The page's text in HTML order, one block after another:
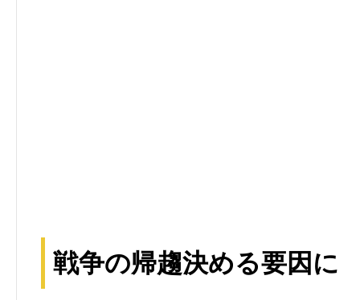
戦争の帰趨決める要因に